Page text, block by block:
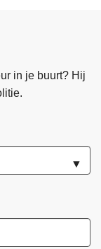
in je buurt? Hij
▼